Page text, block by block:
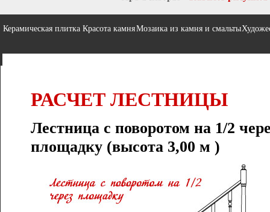
Керамическая плитка Красота камняМозаика из камня и смальты
РАСЧЕТ ЛЕСТНИЦЫ
Лестница с поворотом на 1/2
площадку (высота 3,00 м )